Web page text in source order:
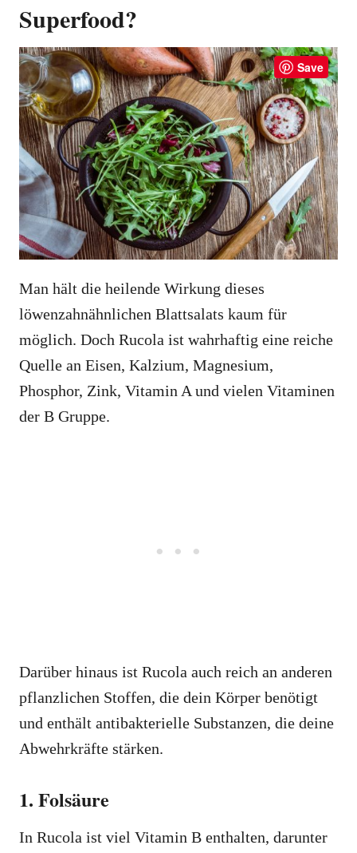
Superfood?
Save
Man hält die heilende Wirkung dieses
löwenzahnähnlichen Blattsalats kaum für
möglich. Doch Rucola ist wahrhaftig eine reiche
Quelle an Eisen, Kalzium, Magnesium,
Phosphor, Zink, Vitamin A und vielen Vitaminen
der B Gruppe.
Darüber hinaus ist Rucola auch reich an anderen
pflanzlichen Stoffen, die dein Körper benötigt
und enthält antibakterielle Substanzen, die deine
Abwehrkräfte stärken.
1. Folsäure
In Rucola ist viel Vitamin B enthalten, darunter